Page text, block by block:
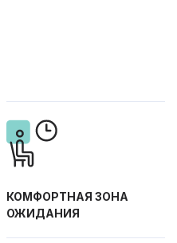
КОМФОРТНАЯ ЗОНА
ОЖИДАНИЯ